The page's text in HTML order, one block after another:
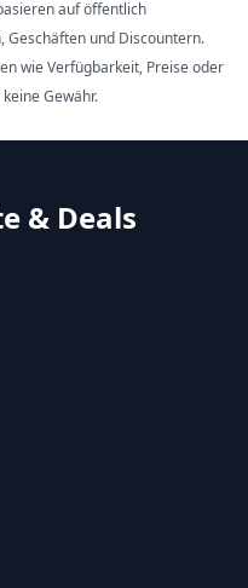
auf öffentlich
und Discountern.
wie Verfügbarkeit, Preise oder
Gewähr.
& Deals